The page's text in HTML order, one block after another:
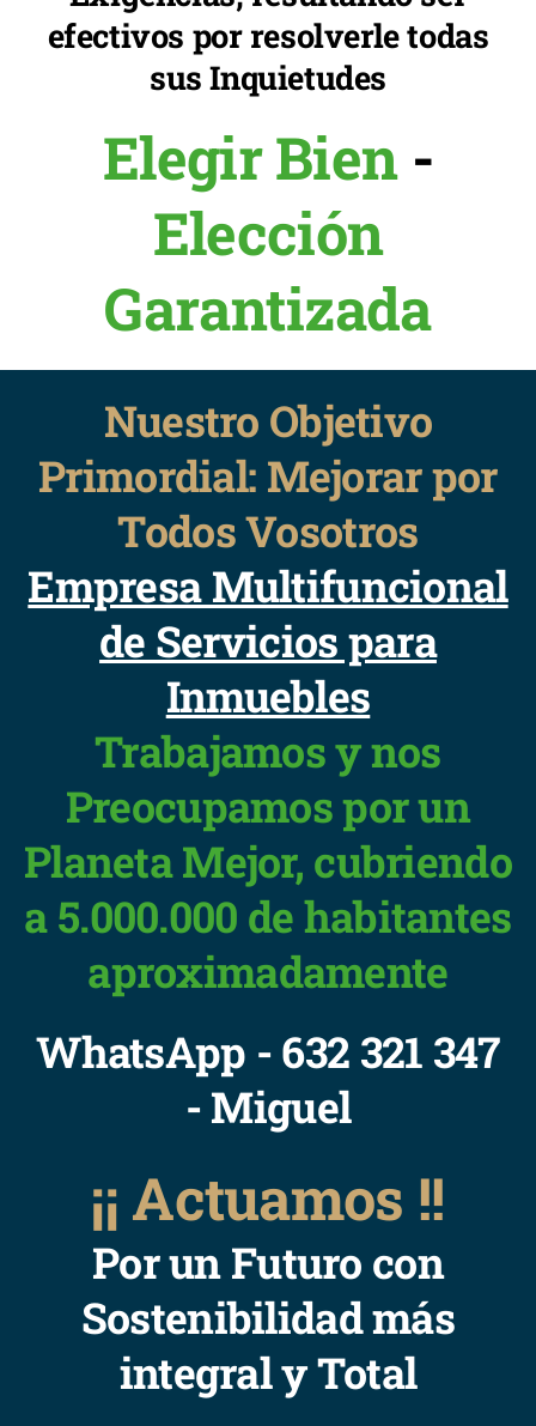
efectivos por resolverle todas
sus Inquietudes
Elegir Bien -
Elección
Garantizada
Nuestro Objetivo
Primordial: Mejorar por
Todos Vosotros
Empresa Multifuncional
de Servicios para
Inmuebles
Trabajamos y nos
Preocupamos por un
Planeta Mejor, cubriendo
a 5.000.000 de habitantes
aproximadamente
WhatsApp - 632 321 347
- Miguel
¡¡ Actuamos !!
Por un Futuro con
Sostenibilidad más
integral y Total